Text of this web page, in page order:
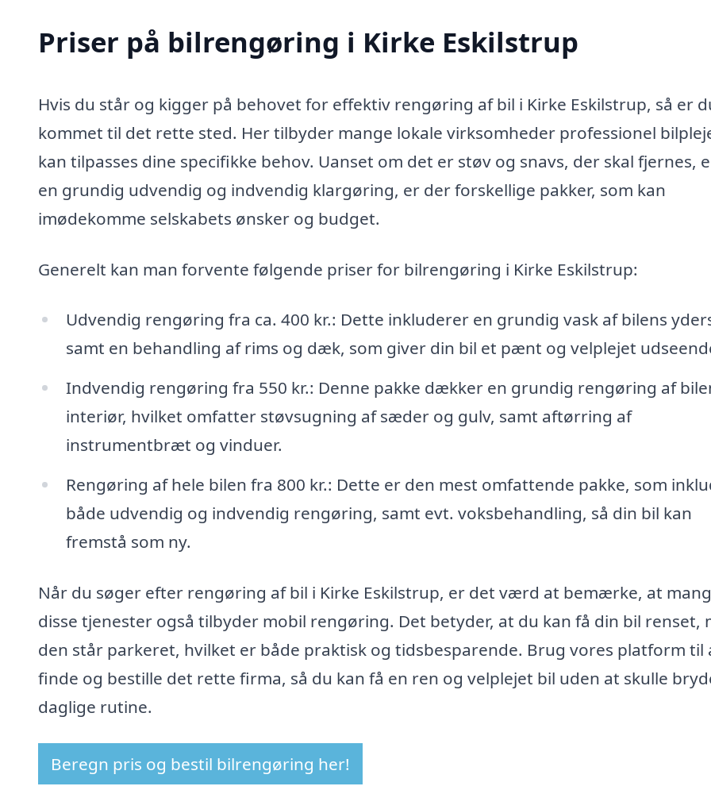
Priser på bilrengøring i Kirke Eskilstrup
Hvis du står og kigger på behovet for effektiv rengøring af bil i Kirke Eskilstrup, så er
kommet til det rette sted. Her tilbyder mange lokale virksomheder professionel
kan tilpasses dine specifikke behov. Uanset om det er støv og snavs, der skal fjernes,
en grundig udvendig og indvendig klargøring, er der forskellige pakker, som kan
imødekomme selskabets ønsker og budget.
Generelt kan man forvente følgende priser for bilrengøring i Kirke Eskilstrup:
Udvendig rengøring fra ca. 400 kr.: Dette inkluderer en grundig vask af bilens
samt en behandling af rims og dæk, som giver din bil et pænt og velplejet
Indvendig rengøring fra 550 kr.: Denne pakke dækker en grundig rengøring af
interiør, hvilket omfatter støvsugning af sæder og gulv, samt aftørring af
instrumentbræt og vinduer.
Rengøring af hele bilen fra 800 kr.: Dette er den mest omfattende pakke, som
både udvendig og indvendig rengøring, samt evt. voksbehandling, så din bil kan
fremstå som ny.
Når du søger efter rengøring af bil i Kirke Eskilstrup, er det værd at bemærke, at
disse tjenester også tilbyder mobil rengøring. Det betyder, at du kan få din bil renset,
den står parkeret, hvilket er både praktisk og tidsbesparende. Brug vores platform til
finde og bestille det rette firma, så du kan få en ren og velplejet bil uden at skulle
daglige rutine.
Beregn pris og bestil bilrengøring her!